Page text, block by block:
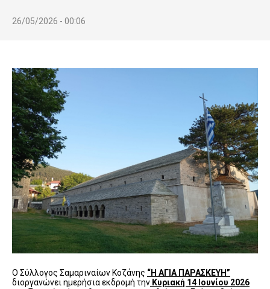
26/05/2026 - 00:06
Ο Σύλλογος Σαμαριναίων Κοζάνης “Η ΑΓΙΑ ΠΑΡΑΣΚΕΥΗ”
διοργανώνει ημερήσια εκδρομή την Κυριακή 14 Ιουνίου 2026